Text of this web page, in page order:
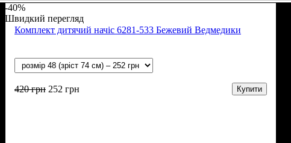
-40%
Швидкий перегляд
Комплект дитячий начіс 6281-533 Бежевий Ведмедики
420грн 252 грн Купити